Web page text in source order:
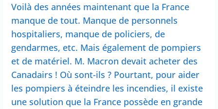
Voilà des années maintenant que la France
manque de tout. Manque de personnels
hospitaliers, manque de policiers, de
gendarmes, etc. Mais également de pompiers
et de matériel. M. Macron devait acheter des
Canadairs ! Où sont-ils ? Pourtant, pour aider
les pompiers à éteindre les incendies, il existe
une solution que la France possède en grande